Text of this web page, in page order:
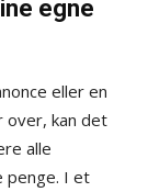
egne
eller en
over, kan det
alle
penge. I et